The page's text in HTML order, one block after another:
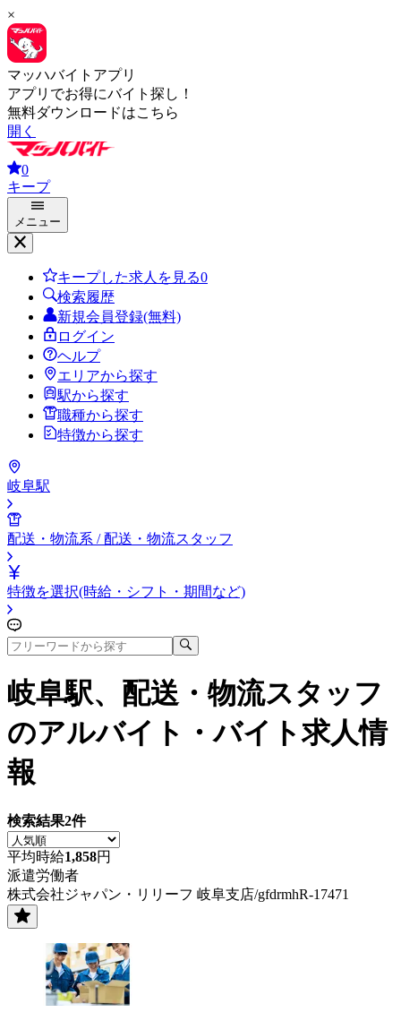
×
マッハバイトアプリ
アプリでお得にバイト探し！
無料ダウンロードはこちら
開く
0
キープ
メニュー
キープした求人を見る0
検索履歴
新規会員登録(無料)
ログイン
ヘルプ
エリアから探す
駅から探す
職種から探す
特徴から探す
岐阜駅
配送・物流系 / 配送・物流スタッフ
特徴を選択(時給・シフト・期間など)
岐阜駅、配送・物流スタッフ
のアルバイト・バイト求人情
報
検索結果2件
平均時給1,858円
派遣労働者
株式会社ジャパン・リリーフ 岐阜支店/gfdrmhR-17471